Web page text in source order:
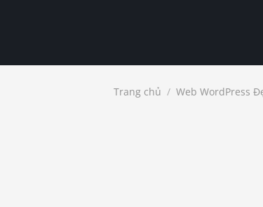
Trang chủ / Web WordPress